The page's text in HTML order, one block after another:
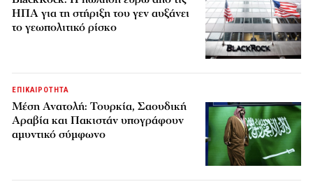
ΗΠΑ για τη στήριξη του γεν αυξάνει
το γεωπολιτικό ρίσκο
ΕΠΙΚΑΙΡΟΤΗΤΑ
Μέση Ανατολή: Τουρκία, Σαουδική
Αραβία και Πακιστάν υπογράφουν
αμυντικό σύμφωνο